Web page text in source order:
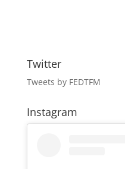
Twitter
Tweets by FEDTFM
Instagram